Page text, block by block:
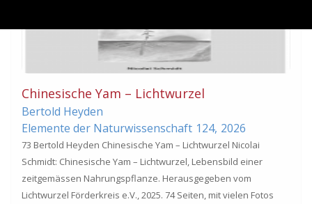
Chinesische Yam – Lichtwurzel
Bertold Heyden
Elemente der Naturwissenschaft 124, 2026
73 Bertold Heyden Chinesische Yam – Lichtwurzel Nicolai
Schmidt: Chinesische Yam – Lichtwurzel, Lebensbild einer
zeitgemässen Nahrungspflanze. Herausgegeben vom
Lichtwurzel Förderkreis e.V., 2025. 74 Seiten, mit vielen Fotos